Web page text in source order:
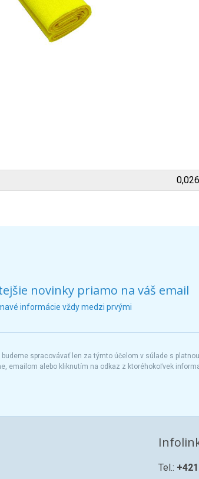
novinky priamo na váš email
informácie vždy medzi prvými
spracovávať len za týmto účelom v súlade s
emailom alebo kliknutím na odkaz z ktoréhokoľvek
Tel.: